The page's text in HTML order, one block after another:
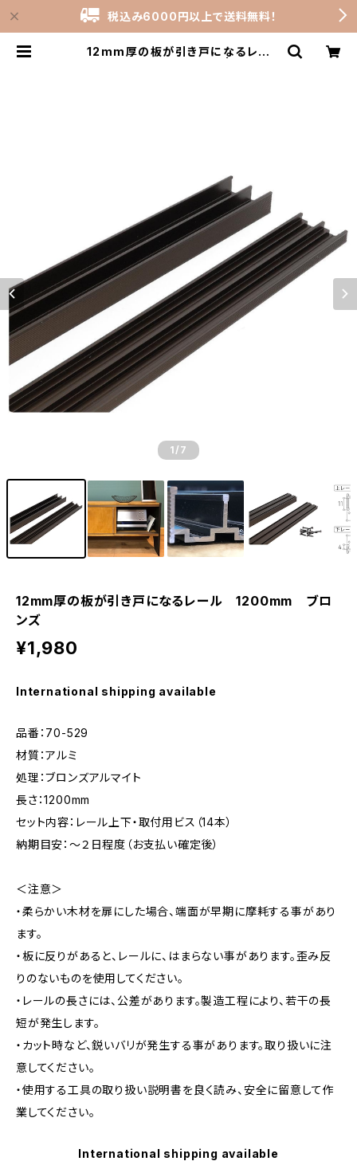
税込み6000円以上で送料無料！
12mm厚の板が引き戸になるレー
1 /7
12mm厚の板が引き戸になるレール 1200mm ブロ
ンズ
¥1,980
International shipping available
品番：70-529
材質：アルミ
処理：ブロンズアルマイト
長さ：1200mm
セット内容：レール上下・取付用ビス（14本）
納期目安：～２日程度（お支払い確定後）
＜注意＞
・柔らかい木材を扉にした場合、端面が早期に摩耗する事があり
ます。
・板に反りがあると、レールに、はまらない事があります。歪み反
りのないものを使用してください。
・レールの長さには、公差があります。製造工程により、若干の長
短が発生します。
・カット時など、鋭いバリが発生する事があります。取り扱いに注
意してください。
・使用する工具の取り扱い説明書を良く読み、安全に留意して作
業してください。
International shipping available